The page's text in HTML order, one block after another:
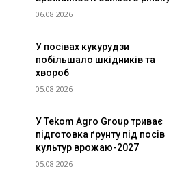
06.08.2026
У посівах кукурудзи
побільшало шкідників та
хвороб
05.08.2026
У Tekom Agro Group триває
підготовка ґрунту під посів
культур врожаю-2027
05.08.2026